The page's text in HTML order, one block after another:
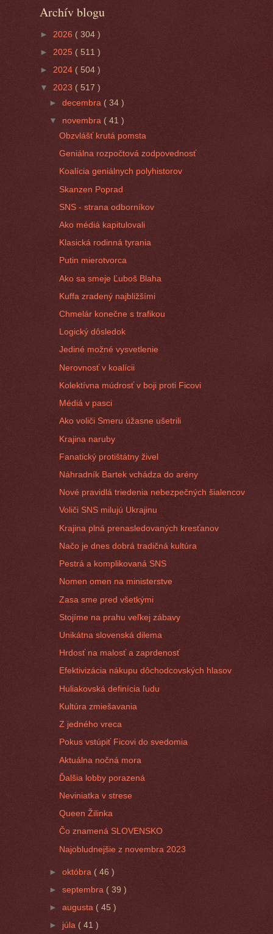
Archív blogu
► 2026 ( 304 )
► 2025 ( 511 )
► 2024 ( 504 )
▼ 2023 ( 517 )
►decembra ( 34 )
▼ novembra ( 41 )
Obzvlášť krutá pomsta
Geniálna rozpočtová zodpovednosť
Koalícia geniálnych polyhistorov
Skanzen Poprad
SNS - strana odborníkov
Ako médiá kapitulovali
Klasická rodinná tyrania
Putin mierotvorca
Ako sa smeje Ľuboš Blaha
Kuffa zradený najbližšími
Chmelár konečne s trafikou
Logický dôsledok
Jediné možné vysvetlenie
Nerovnosť v koalícii
Kolektívna múdrosť v boji proti Ficovi
Médiá v pasci
Ako voliči Smeru úžasne ušetrili
Krajina naruby
Fanatický protištátny živel
Náhradník Bartek vchádza do arény
Nové pravidlá triedenia nebezpečných šialencov
Voliči SNS milujú Ukrajinu
Krajina plná prenasledovaných kresťanov
Načo je dnes dobrá tradičná kultúra
Pestrá a komplikovaná SNS
Nomen omen na ministerstve
Zasa sme pred všetkými
Stojíme na prahu veľkej zábavy
Unikátna slovenská dilema
Hrdosť na malosť a zaprdenosť
Efektivizácia nákupu dôchodcovských hlasov
Huliakovská definícia ľudu
Kultúra zmiešavania
Z jedného vreca
Pokus vstúpiť Ficovi do svedomia
Aktuálna nočná mora
Ďalšia lobby porazená
Neviniatka v strese
Queen Žilinka
Čo znamená SLOVENSKO
Najobludnejšie z novembra 2023
►októbra ( 46 )
►septembra ( 39 )
►augusta ( 45 )
► júla( 41 )